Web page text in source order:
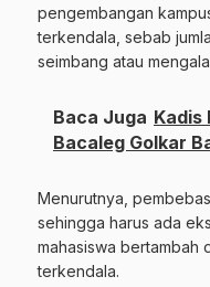
pengembangan
terkendala, sebab
seimbang atau
Baca Juga Kadis
Bacaleg Golkar
Menurutnya,
sehingga harus ada
mahasiswa bertambah
terkendala.